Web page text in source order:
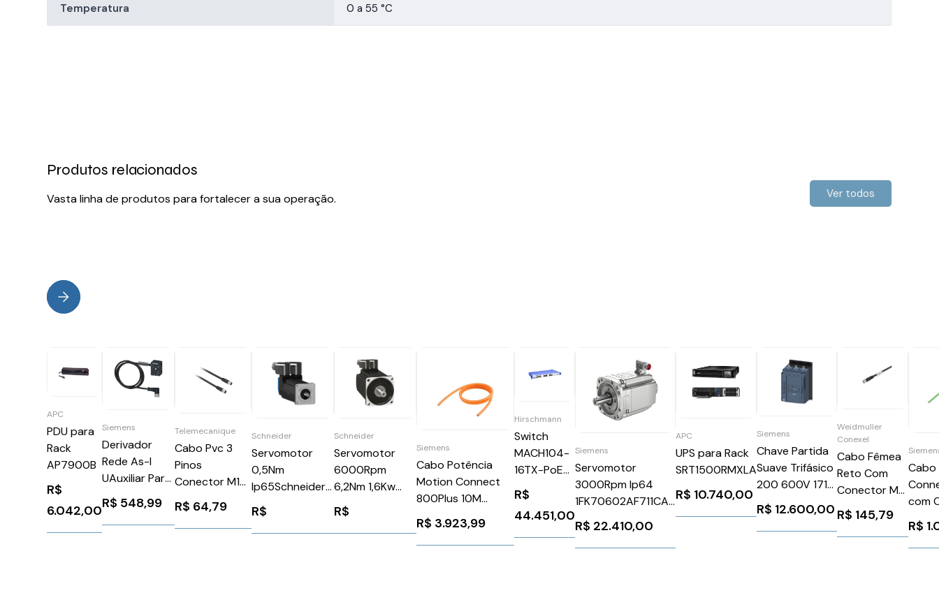
Temperatura 0 a 55 °C
Produtos relacionados
Vasta linha de produtos para fortalecer a sua operação. Ver todos
APC
PDU para
Rack
AP7900B
R$
6.042,00
Siemens
Derivador
Rede As-I
UAuxiliar Para
M12 2M Para
Motor Starter
Siemens
R$ 548,99
Telemecanique
Cabo Pvc 3
Pinos
Conector M12
Femea 2M -
Telemecanique
XZCPV11V2L2
R$ 64,79
Schneider
Servomotor
0,5Nm
Ip65Schneider
BSH0551P21A2A
R$
Schneider
Servomotor
6000Rpm
6,2Nm 1,6Kw
Ip54 Schneider
BMH1002P11A2A
R$
Siemens
Cabo Potência
Motion Connect
800Plus 10M
Siemens
6FX80081BB611BA0
R$ 3.923,99
Hirschmann
Switch
MACH104-
16TX-PoEP-
E 942 027-
001
R$
44.451,00
Siemens
Servomotor
3000Rpm Ip64
1FK70602AF711CA0
Siemens 91163
R$ 22.410,00
APC
UPS para Rack
SRT1500RMXLA
R$ 10.740,00
Siemens
Chave Partida
Suave Trifásico
200 600V 171A
110 220V
3RW52366AC15
Siemens
R$ 12.600,00
Weidmuller
Conexel
Cabo Fêmea
Reto Com
Conector M8
2M
Weidmuller
Conexel
R$ 145,79
Cabo
com
R$